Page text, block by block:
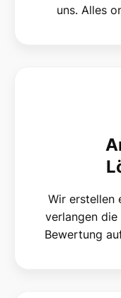
uns. Alles
Wir erstellen
verlangen
Bewertung